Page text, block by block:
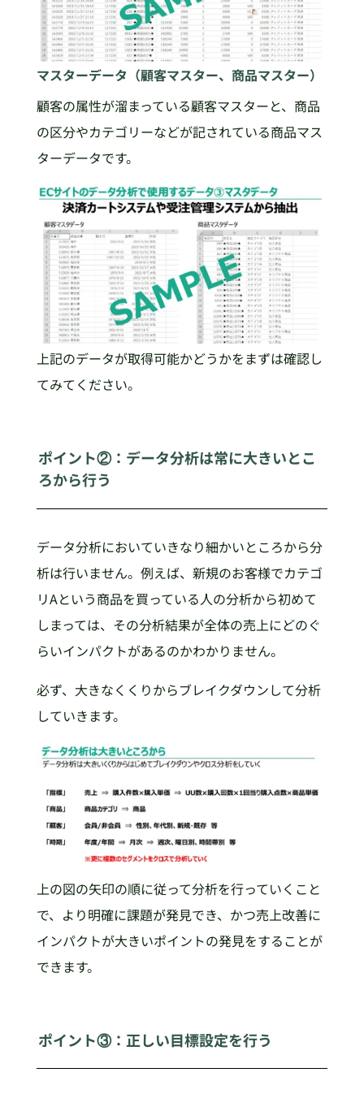
マスターデータ（顧客マスター、商品マスター）
顧客の属性が溜まっている顧客マスターと、商品
の区分やカテゴリーなどが記されている商品マス
ターデータです。
上記のデータが取得可能かどうかをまずは確認し
てみてください。
ポイント②：データ分析は常に大きいとこ
ろから行う
データ分析においていきなり細かいところから分
析は行いません。例えば、新規のお客様でカテゴ
リAという商品を買っている人の分析から初めて
しまっては、その分析結果が全体の売上にどのぐ
らいインパクトがあるのかわかりません。
必ず、大きなくくりからブレイクダウンして分析
していきます。
上の図の矢印の順に従って分析を行っていくこと
で、より明確に課題が発見でき、かつ売上改善に
インパクトが大きいポイントの発見をすることが
できます。
ポイント③：正しい目標設定を行う